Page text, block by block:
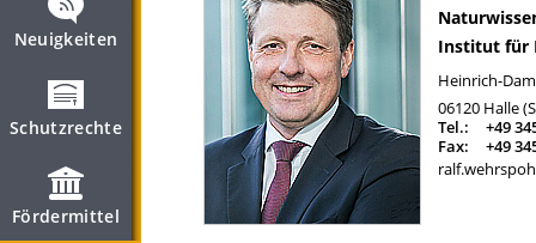
Neuigkeiten
Schutzrechte
Fördermittel
Institut für
Heinrich-
06120 Halle
Tel.:
+49
Fax:
+49